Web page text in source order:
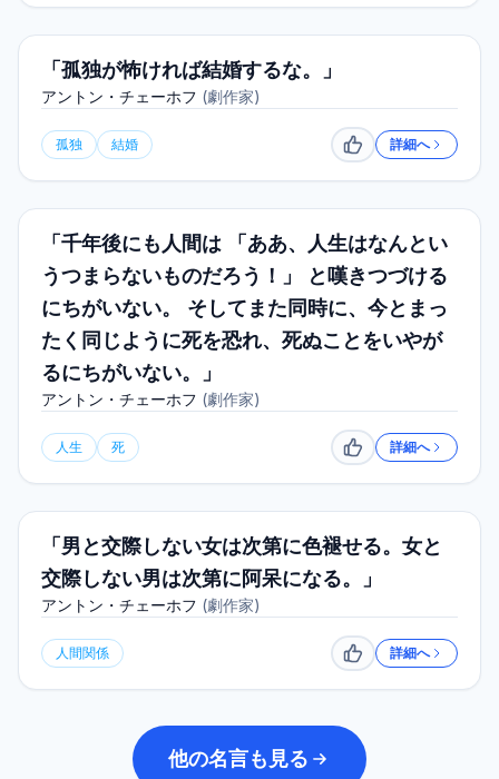
「孤独が怖ければ結婚するな。」
アントン・チェーホフ (劇作家)
孤独 結婚 いいね詳細へ
「千年後にも人間は 「ああ、人生はなんとい
うつまらないものだろう！」 と嘆きつづける
にちがいない。 そしてまた同時に、今とまっ
たく同じように死を恐れ、死ぬことをいやが
るにちがいない。」
アントン・チェーホフ (劇作家)
人生 死 いいね詳細へ
「男と交際しない女は次第に色褪せる。女と
交際しない男は次第に阿呆になる。」
アントン・チェーホフ (劇作家)
人間関係 いいね詳細へ
他の名言も見る